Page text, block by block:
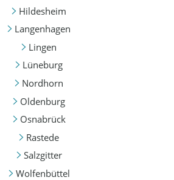
Hildesheim
Langenhagen
Lingen
Lüneburg
Nordhorn
Oldenburg
Osnabrück
Rastede
Salzgitter
Wolfenbüttel